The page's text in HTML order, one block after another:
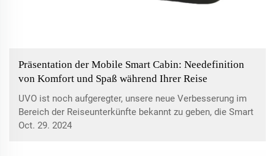
Präsentation der Mobile Smart Cabin: Needefinition
von Komfort und Spaß während Ihrer Reise
UVO ist noch aufgeregter, unsere neue Verbesserung im
Bereich der Reiseunterkünfte bekannt zu geben, die Smart
Mobile Cabin. Unsere mobilen Smart Cabins sind darauf
Oct. 29. 2024